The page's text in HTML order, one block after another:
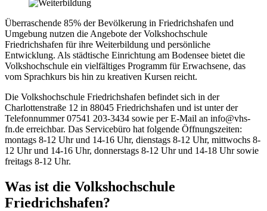
Überraschende 85% der Bevölkerung in Friedrichshafen und
Umgebung nutzen die Angebote der Volkshochschule
Friedrichshafen für ihre Weiterbildung und persönliche
Entwicklung. Als städtische Einrichtung am Bodensee bietet die
Volkshochschule ein vielfältiges Programm für Erwachsene, das
vom Sprachkurs bis hin zu kreativen Kursen reicht.
Die Volkshochschule Friedrichshafen befindet sich in der
Charlottenstraße 12 in 88045 Friedrichshafen und ist unter der
Telefonnummer 07541 203-3434 sowie per E-Mail an info@vhs-
fn.de erreichbar. Das Servicebüro hat folgende Öffnungszeiten:
montags 8-12 Uhr und 14-16 Uhr, dienstags 8-12 Uhr, mittwochs 8-
12 Uhr und 14-16 Uhr, donnerstags 8-12 Uhr und 14-18 Uhr sowie
freitags 8-12 Uhr.
Was ist die Volkshochschule
Friedrichshafen?